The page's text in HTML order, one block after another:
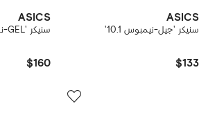
ASICS
سنيكر 'جيل-نيمبوس 10.1'
$133
ASICS
سنيكر 'GEL-نونوبيكي'
$160